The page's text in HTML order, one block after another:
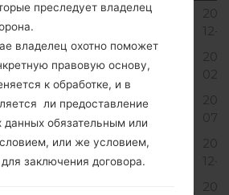
ОС Размер
12-
Unknown
MiB
02-
Unknown
134.98
MiB
07-
Unknown
140.18
MiB
12-
преследует владелец
владелец охотно поможет
правовую основу,
к обработке, и в
ли предоставление
данных обязательным или
или же условием,
заключения договора.